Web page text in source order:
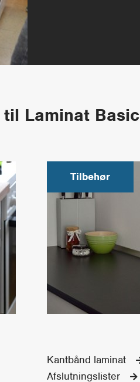
Laminat Basic
Tilbehør
Kantbånd laminat
Afslutningslister